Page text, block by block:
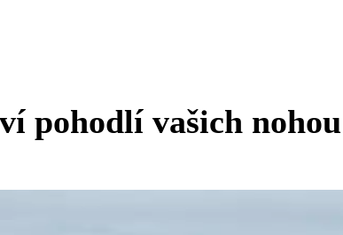
pohodlí vašich nohou